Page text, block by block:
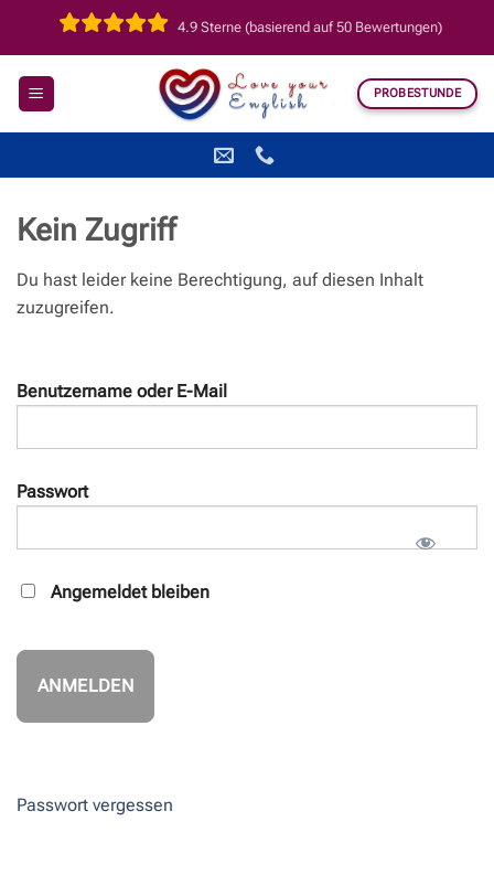
4.9 Sterne (basierend auf 50 Bewertungen)
PROBESTUNDE
Kein Zugriff
Du hast leider keine Berechtigung, auf diesen Inhalt
zuzugreifen.
Benutzername oder E-Mail
Passwort
Angemeldet bleiben
Passwort vergessen